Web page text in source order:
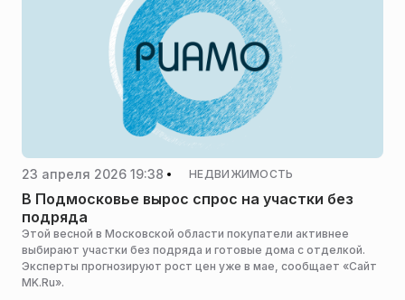
23 апреля 2026 19:38 НЕДВИЖИМОСТЬ
В Подмосковье вырос спрос на участки без
подряда
Этой весной в Московской области покупатели активнее
выбирают участки без подряда и готовые дома с отделкой.
Эксперты прогнозируют рост цен уже в мае, сообщает «Сайт
MK.Ru».